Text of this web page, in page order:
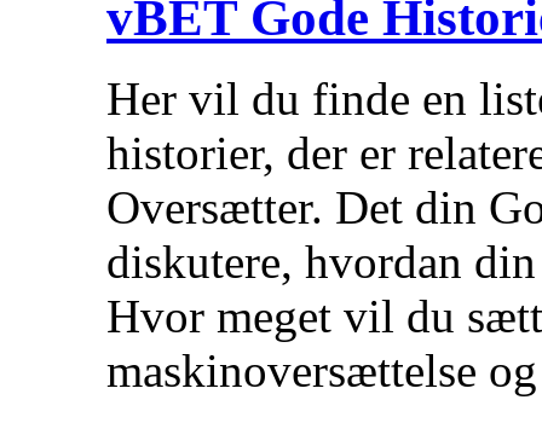
vBET Gode
Her vil du finde en
historier, der er
Oversætter. Det din
diskutere, hvordan
Hvor meget vil du
maskinoversættelse